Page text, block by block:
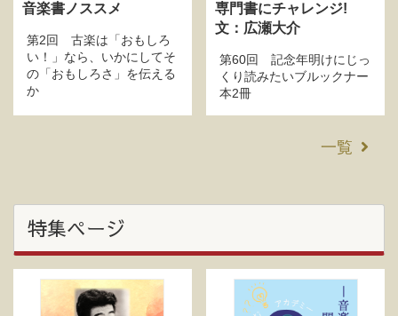
音楽書ノススメ
第2回 古楽は「おもしろ
い！」なら、いかにしてそ
の「おもしろさ」を伝える
か
専門書にチャレンジ!
文：広瀬大介
第60回 記念年明けにじっ
くり読みたいブルックナー
本2冊
一覧
特集ページ